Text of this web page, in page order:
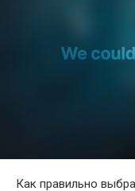
Как правильно